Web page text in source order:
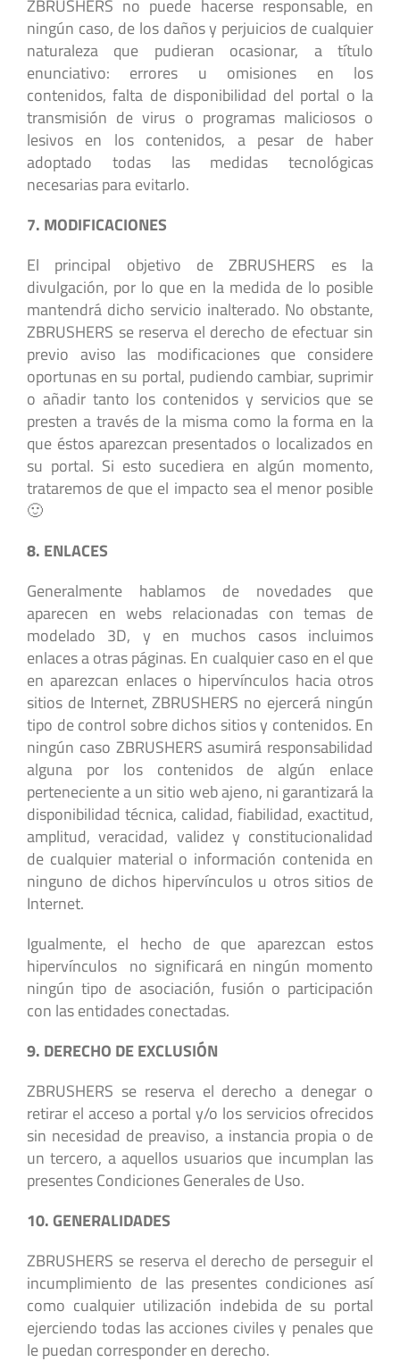
ZBRUSHERS no puede hacerse responsable, en
ningún caso, de los daños y perjuicios de cualquier
naturaleza que pudieran ocasionar, a título
enunciativo: errores u omisiones en los
contenidos, falta de disponibilidad del portal o la
transmisión de virus o programas maliciosos o
lesivos en los contenidos, a pesar de haber
adoptado todas las medidas tecnológicas
necesarias para evitarlo.
7. MODIFICACIONES
El principal objetivo de ZBRUSHERS es la
divulgación, por lo que en la medida de lo posible
mantendrá dicho servicio inalterado. No obstante,
ZBRUSHERS se reserva el derecho de efectuar sin
previo aviso las modificaciones que considere
oportunas en su portal, pudiendo cambiar, suprimir
o añadir tanto los contenidos y servicios que se
presten a través de la misma como la forma en la
que éstos aparezcan presentados o localizados en
su portal. Si esto sucediera en algún momento,
trataremos de que el impacto sea el menor posible
🙂
8. ENLACES
Generalmente hablamos de novedades que
aparecen en webs relacionadas con temas de
modelado 3D, y en muchos casos incluimos
enlaces a otras páginas. En cualquier caso en el que
en aparezcan enlaces o hipervínculos hacia otros
sitios de Internet, ZBRUSHERS no ejercerá ningún
tipo de control sobre dichos sitios y contenidos. En
ningún caso ZBRUSHERS asumirá responsabilidad
alguna por los contenidos de algún enlace
perteneciente a un sitio web ajeno, ni garantizará la
disponibilidad técnica, calidad, fiabilidad, exactitud,
amplitud, veracidad, validez y constitucionalidad
de cualquier material o información contenida en
ninguno de dichos hipervínculos u otros sitios de
Internet.
Igualmente, el hecho de que aparezcan estos
hipervínculos no significará en ningún momento
ningún tipo de asociación, fusión o participación
con las entidades conectadas.
9. DERECHO DE EXCLUSIÓN
ZBRUSHERS se reserva el derecho a denegar o
retirar el acceso a portal y/o los servicios ofrecidos
sin necesidad de preaviso, a instancia propia o de
un tercero, a aquellos usuarios que incumplan las
presentes Condiciones Generales de Uso.
10. GENERALIDADES
ZBRUSHERS se reserva el derecho de perseguir el
incumplimiento de las presentes condiciones así
como cualquier utilización indebida de su portal
ejerciendo todas las acciones civiles y penales que
le puedan corresponder en derecho.